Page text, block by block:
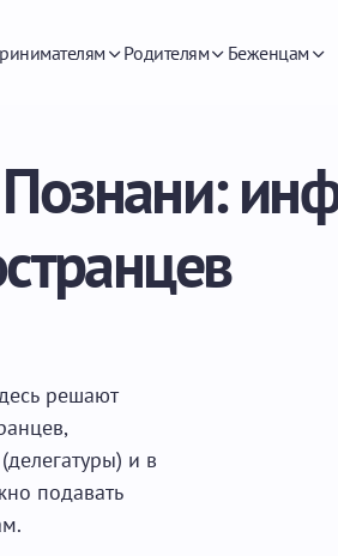
Родителям Беженцам
решают
и в
подавать